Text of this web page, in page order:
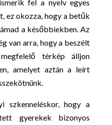
fel a nyelv egyes
ez okozza, hogy a betűk
a későbbiekben. Az
van arra, hogy a beszélt
térkép álljon
amelyet aztán a leírt
szkenneléskor, hogy a
gyerekek bizonyos